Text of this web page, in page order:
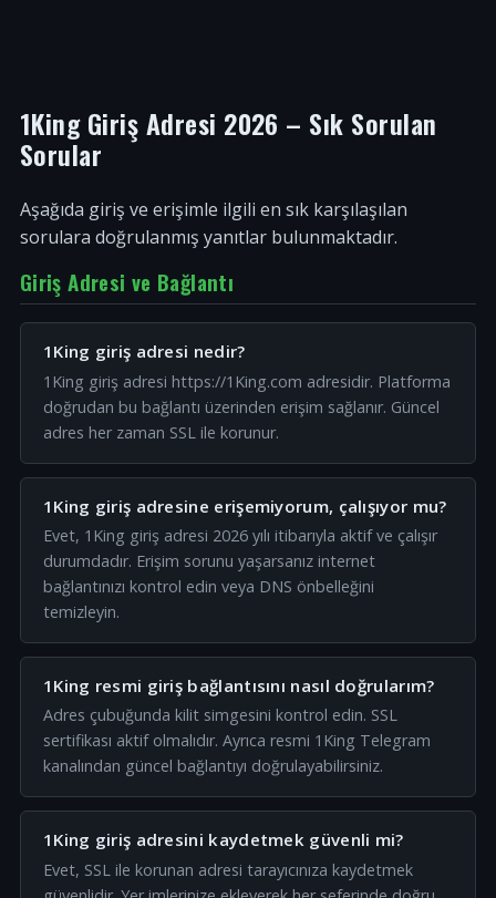
1King Giriş Adresi 2026 – Sık Sorulan
Sorular
Aşağıda giriş ve erişimle ilgili en sık karşılaşılan
sorulara doğrulanmış yanıtlar bulunmaktadır.
Giriş Adresi ve Bağlantı
1King giriş adresi nedir?
1King giriş adresi https://1King.com adresidir. Platforma
doğrudan bu bağlantı üzerinden erişim sağlanır. Güncel
adres her zaman SSL ile korunur.
1King giriş adresine erişemiyorum, çalışıyor mu?
Evet, 1King giriş adresi 2026 yılı itibarıyla aktif ve çalışır
durumdadır. Erişim sorunu yaşarsanız internet
bağlantınızı kontrol edin veya DNS önbelleğini
temizleyin.
1King resmi giriş bağlantısını nasıl doğrularım?
Adres çubuğunda kilit simgesini kontrol edin. SSL
sertifikası aktif olmalıdır. Ayrıca resmi 1King Telegram
kanalından güncel bağlantıyı doğrulayabilirsiniz.
1King giriş adresini kaydetmek güvenli mi?
Evet, SSL ile korunan adresi tarayıcınıza kaydetmek